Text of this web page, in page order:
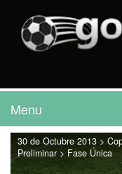
Menu
30 de Octubre 2013 >
Preliminar > Fase Única